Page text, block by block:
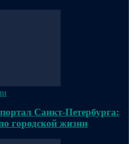
Санкт-Петербурга:
городской жизни